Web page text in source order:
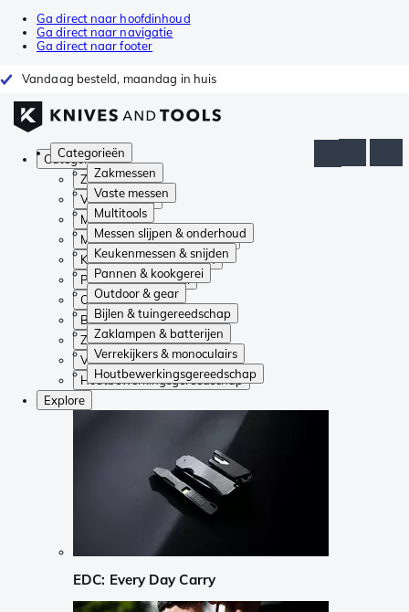
Ga direct naar hoofdinhoud
Ga direct naar navigatie
Ga direct naar footer
Vandaag besteld, maandag in huis
Categorieën
Zakmessen
Vaste messen
Multitools
Messen slijpen & onderhoud
Keukenmessen & snijden
Pannen & kookgerei
Outdoor & gear
Bijlen & tuingereedschap
Zaklampen & batterijen
Verrekijkers & monoculairs
Houtbewerkingsgereedschap
Categorieën
Zakmessen
Vaste messen
Multitools
Messen slijpen & onderhoud
Keukenmessen & snijden
Pannen & kookgerei
Outdoor & gear
Bijlen & tuingereedschap
Zaklampen & batterijen
Verrekijkers & monoculairs
Houtbewerkingsgereedschap
Explore
EDC: Every Day Carry